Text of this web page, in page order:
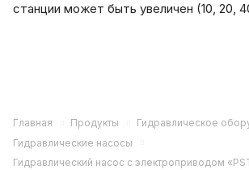
станции может быть увеличен (10, 20,
Главная Продукты
Гидравлическое
Гидравлические насосы
Гидравлический насос с электроприводом